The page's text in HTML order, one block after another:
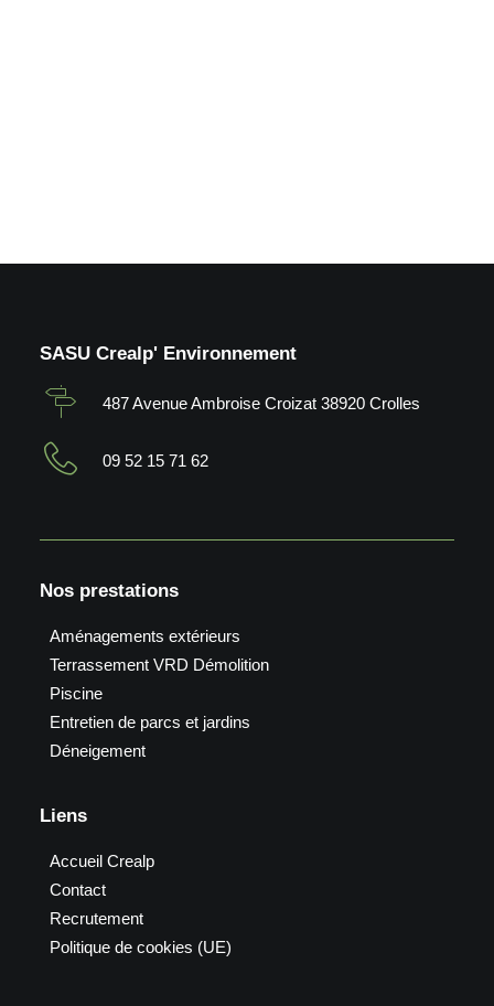
SASU Crealp' Environnement
487 Avenue Ambroise Croizat 38920 Crolles
09 52 15 71 62
Nos prestations
Aménagements extérieurs
Terrassement VRD Démolition
Piscine
Entretien de parcs et jardins
Déneigement
Liens
Accueil Crealp
Contact
Recrutement
Politique de cookies (UE)